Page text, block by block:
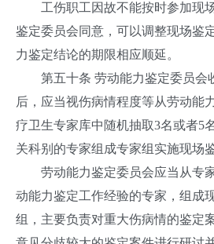
工伤职工因故不能按时参加现场
鉴定委员会同意，可以调整现场鉴
力鉴定结论的期限相应顺延。
第五十条 劳动能力鉴定委员会
后，应当视伤病情程度等从劳动能
疗卫生专家库中随机抽取3名或者5
关科别的专家组成专家组实施现场鉴
劳动能力鉴定委员会应当从专
动能力鉴定工作经验的专家，组成
组，主要负责对重大伤病情的鉴定